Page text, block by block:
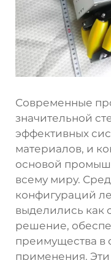
Современные
значительной
эффективных
материалов, и
основой
всему миру.
конфигураций
выделились как
решение,
преимущества в
применения.